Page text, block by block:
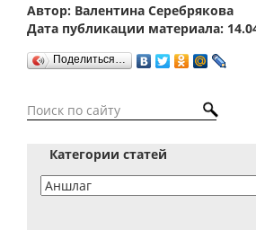
Автор: Валентина Серебрякова
Дата публикации материала:
Поделиться…
Категории статей